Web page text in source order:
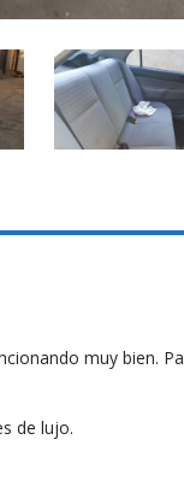
muy bien.
de lujo.